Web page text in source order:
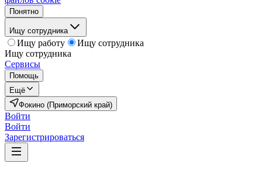
Понятно
Ищу сотрудника
Ищу работу
Ищу сотрудника
Ищу сотрудника
Сервисы
Помощь
Ещё
Фокино (Приморский край)
Войти
Войти
Зарегистрироваться